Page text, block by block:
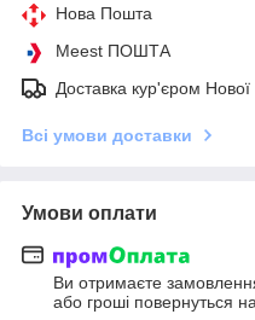
Нова Пошта
Meest ПОШТА
Доставка кур'єром
Всі умови доставки
Умови оплати
Ви отримаєте
або гроші повернуться